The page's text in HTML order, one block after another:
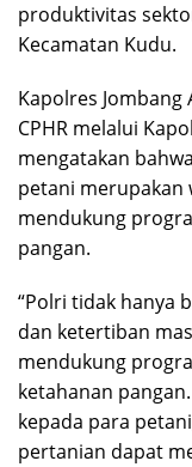
produktivitas
Kecamatan Kudu.
Kapolres Jombang
CPHR melalui
mengatakan
petani merupakan
mendukung
pangan.
“Polri tidak hanya
dan ketertiban
mendukung
ketahanan
kepada para
pertanian dapat